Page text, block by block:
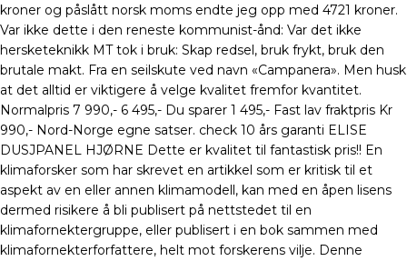
kroner og påslått norsk moms endte jeg opp med 4721 kroner.
Var ikke dette i den reneste kommunist-ånd: Var det ikke
hersketeknikk MT tok i bruk: Skap redsel, bruk frykt, bruk den
brutale makt. Fra en seilskute ved navn «Campanera». Men husk
at det alltid er viktigere å velge kvalitet fremfor kvantitet.
Normalpris 7 990,- 6 495,- Du sparer 1 495,- Fast lav fraktpris Kr
990,- Nord-Norge egne satser. check 10 års garanti ELISE
DUSJPANEL HJØRNE Dette er kvalitet til fantastisk pris!! En
klimaforsker som har skrevet en artikkel som er kritisk til et
aspekt av en eller annen klimamodell, kan med en åpen lisens
dermed risikere å bli publisert på nettstedet til en
klimafornektergruppe, eller publisert i en bok sammen med
klimafornekterforfattere, helt mot forskerens vilje. Denne